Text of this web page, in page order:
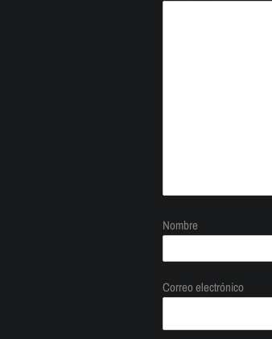
Nombre
Correo electrónico